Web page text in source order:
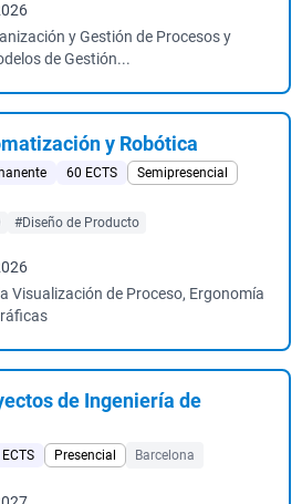
y Gestión de Procesos y
de Gestión...
y Robótica
60 ECTS
Semipresencial
#Diseño de Producto
Visualización de Proceso, Ergonomía
de Ingeniería de
Presencial
Barcelona